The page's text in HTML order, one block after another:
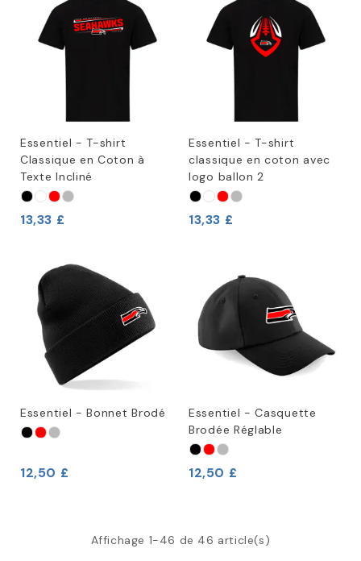
Essentiel - T-shirt
Classique en Coton à
Texte Incliné
13,33 £
Essentiel - T-shirt
classique en coton avec
logo ballon 2
13,33 £
Essentiel - Bonnet Brodé
12,50 £
Essentiel - Casquette
Brodée Réglable
12,50 £
Affichage 1-46 de 46 article(s)